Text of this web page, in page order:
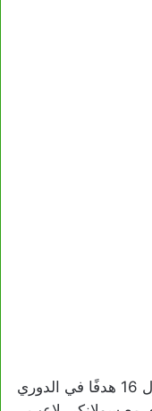
كما سجل محمد صلاح مع فريق ليفربول 16 هدفًا في الدوري